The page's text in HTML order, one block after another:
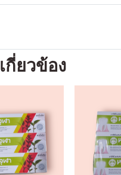
ยวข้อง